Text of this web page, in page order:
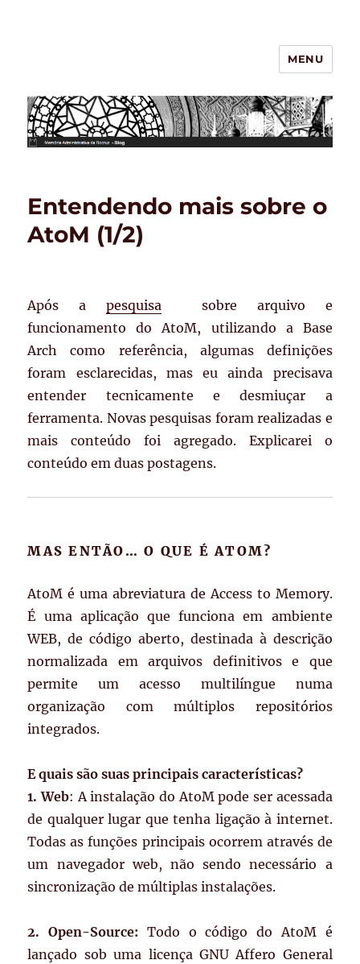
BLOG – Memória Administrativa
da Fiocruz
MENU
Entendendo mais sobre o
AtoM (1/2)
Após apesquisa sobre arquivo e
funcionamento do AtoM, utilizando a Base
Arch como referência, algumas definições
foram esclarecidas, mas eu ainda precisava
entender tecnicamente e desmiuçar a
ferramenta. Novas pesquisas foram realizadas e
mais conteúdo foi agregado. Explicarei o
conteúdo em duas postagens.
MAS ENTÃO… O QUE É ATOM?
AtoM é uma abreviatura de Access to Memory.
É uma aplicação que funciona em ambiente
WEB, de código aberto, destinada à descrição
normalizada em arquivos definitivos e que
permite um acesso multilíngue numa
organização com múltiplos repositórios
integrados.
E quais são suas principais características?
1. Web: A instalação do AtoM pode ser acessada
de qualquer lugar que tenha ligação à internet.
Todas as funções principais ocorrem através de
um navegador web, não sendo necessário a
sincronização de múltiplas instalações.
2. Open-Source: Todo o código do AtoM é
lançado sob uma licença GNU Affero General